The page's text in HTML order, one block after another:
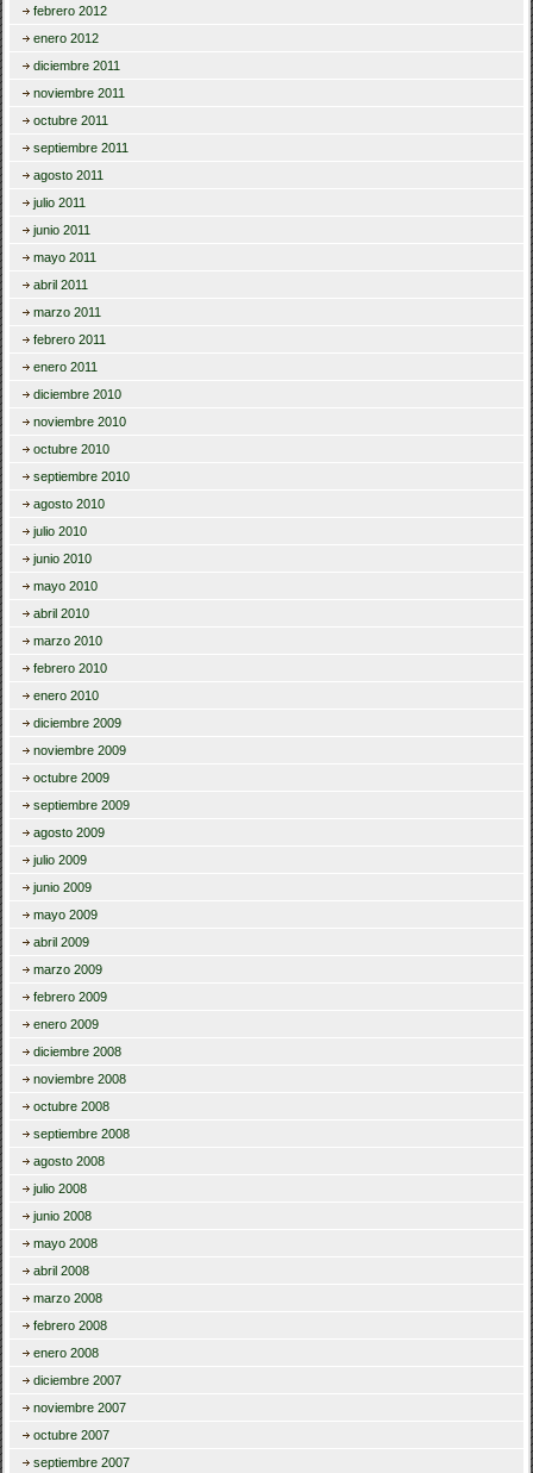
febrero 2012
enero 2012
diciembre 2011
noviembre 2011
octubre 2011
septiembre 2011
agosto 2011
julio 2011
junio 2011
mayo 2011
abril 2011
marzo 2011
febrero 2011
enero 2011
diciembre 2010
noviembre 2010
octubre 2010
septiembre 2010
agosto 2010
julio 2010
junio 2010
mayo 2010
abril 2010
marzo 2010
febrero 2010
enero 2010
diciembre 2009
noviembre 2009
octubre 2009
septiembre 2009
agosto 2009
julio 2009
junio 2009
mayo 2009
abril 2009
marzo 2009
febrero 2009
enero 2009
diciembre 2008
noviembre 2008
octubre 2008
septiembre 2008
agosto 2008
julio 2008
junio 2008
mayo 2008
abril 2008
marzo 2008
febrero 2008
enero 2008
diciembre 2007
noviembre 2007
octubre 2007
septiembre 2007